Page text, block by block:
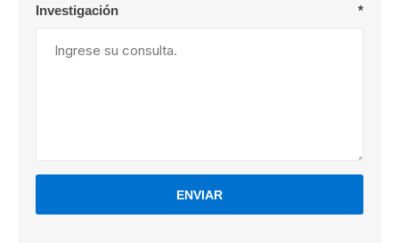
Investigación *
ENVIAR